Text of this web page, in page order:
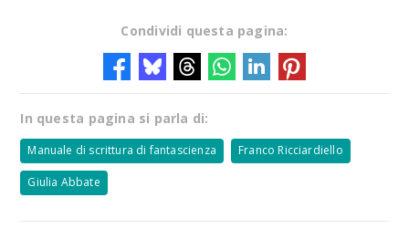
Condividi questa pagina:
In questa pagina si parla di:
Manuale di scrittura di fantascienza Franco Ricciardiello
Giulia Abbate